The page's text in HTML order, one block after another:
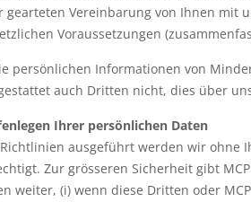
Vereinbarung von Ihnen mit
Voraussetzungen
persönlichen Informationen von
auch Dritten nicht, dies über
Ihrer persönlichen Daten
ausgeführt werden wir ohne
Zur grösseren Sicherheit gibt
weiter, (i) wenn diese Dritten oder